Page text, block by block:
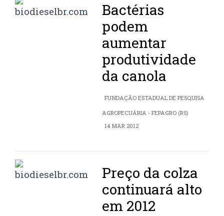
Bactérias
podem
aumentar
produtividade
da canola
FUNDAÇÃO ESTADUAL DE PESQUISA
AGROPECUÁRIA - FEPAGRO (RS)
14 MAR 2012
Preço da colza
continuará alto
em 2012